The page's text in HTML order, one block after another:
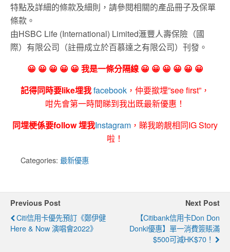
特點及詳細的條款及細則，請參閱相關的產品冊子及保單
條款。
由HSBC Life (International) Limited滙豐人壽保險（國
際）有限公司（註冊成立於百慕達之有限公司）刊發。
😀 😀 😀 😀 😀 我是一條分隔線 😀 😀 😀 😀 😀 😀
記得同時要like埋我facebook ，仲要撳埋”see first”，
咁先會第一時間睇到我出既最新優惠！
同埋梗係要follow 埋我Instagram ，睇我啲靚相同IG Story
啦！
Categories: 最新優惠
Previous Post
Citi信用卡優先預訂《鄭伊健
Here & Now 演唱會2022》
Next Post
【Citibank信用卡Don Don
Donki優惠】單一消費簽賬滿
$500可減HK$70！